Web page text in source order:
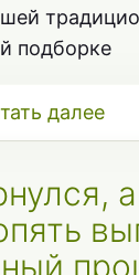
подборке
далее
а